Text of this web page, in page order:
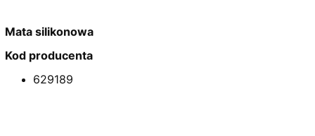
Mata silikonowa
Kod producenta
629189